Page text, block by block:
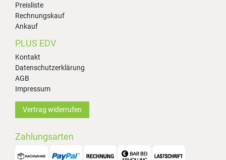
Preisliste
Rechnungskauf
Ankauf
PLUS EDV
Kontakt
Datenschutzerklärung
AGB
Impressum
Vertrag widerrufen
Zahlungsarten